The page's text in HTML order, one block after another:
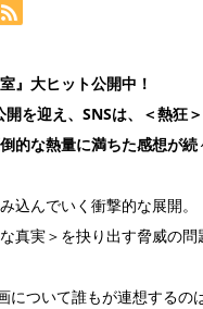
』大ヒット公開中！
を迎え、SNSは、＜熱狂
的な熱量に満ちた感想が続
込んでいく衝撃的な展開。
真実＞を抉り出す脅威の問
について誰もが連想するの